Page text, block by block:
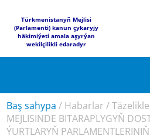
Türkmenistanyň Mejlisi
(Parlamenti) kanun çykaryjy
häkimiýeti amala aşyrýan
wekilçilikli edaradyr
Baş sahypa / Habarlar /
MEJLISINDE BITARAPLYGYŇ
ÝURTLARYŇ